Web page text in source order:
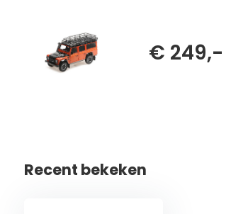
€ 249,-
Recent bekeken